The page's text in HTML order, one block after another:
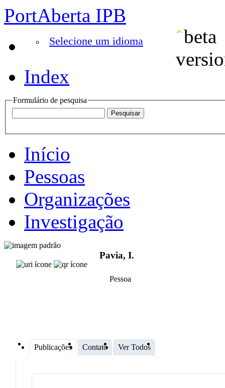
PortAberta IPB
Selecione um idioma
Index
Formulário de pesquisa
Início
Pessoas
Organizações
Investigação
Pavia, I.
Pessoa
Publicações Contato Ver Todos